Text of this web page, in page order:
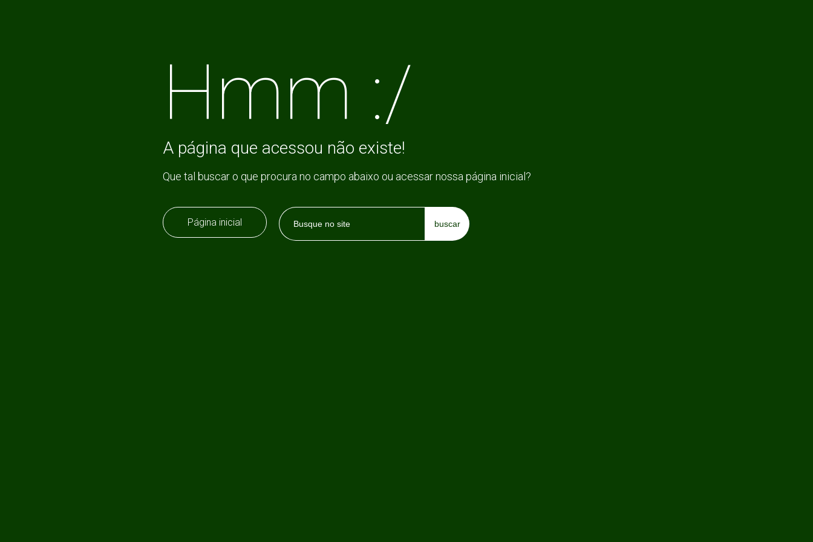
Hmm :/
A página que acessou não existe!
Que tal buscar o que procura no campo abaixo ou acessar nossa página inicial?
Página inicial